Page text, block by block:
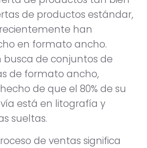
de productos estándar,
han
en formato ancho.
busca de conjuntos de
de formato ancho,
de que el 80% de su
está en litografía y
sueltas.
de ventas significa